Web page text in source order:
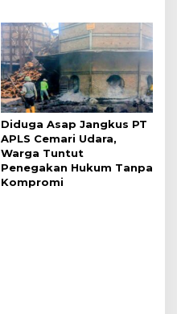
Diduga Asap Jangkus PT
APLS Cemari Udara,
Warga Tuntut
Penegakan Hukum Tanpa
Kompromi